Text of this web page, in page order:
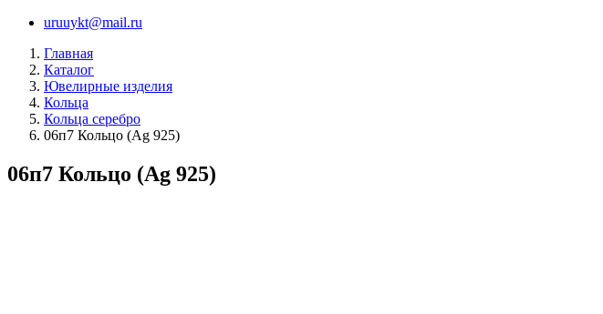
uruuykt@mail.ru
Главная
Каталог
Ювелирные изделия
Кольца
Кольца серебро
06п7 Кольцо (Ag 925)
06п7 Кольцо (Ag 925)